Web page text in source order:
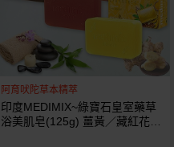
阿育吠陀草本精萃
印度MEDIMIX~綠寶石皇室藥草
浴美肌皂(125g) 薑黃／藏紅花／